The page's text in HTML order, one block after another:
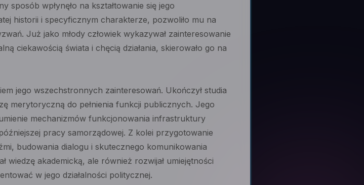
wpłynęło na kształtowanie się jego
historii i specyficznym charakterze, pozwoliło mu na
Już jako młody człowiek wykazywał zainteresowanie
ciekawością świata i chęcią działania, skierowało go na
jego wszechstronnych zainteresowań. Ukończył studia
merytoryczną do pełnienia funkcji publicznych. Jego
mechanizmów funkcjonowania infrastruktury
pracy samorządowej. Z kolei przygotowanie
budowania dialogu i skutecznego komunikowania
wiedzę akademicką, ale również rozwijał umiejętności
w jego działalności politycznej.